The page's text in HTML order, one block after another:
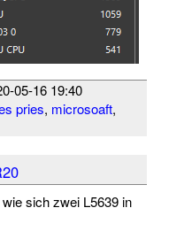
05-16 19:40
pries, microsoaft,
sich zwei L5639 in